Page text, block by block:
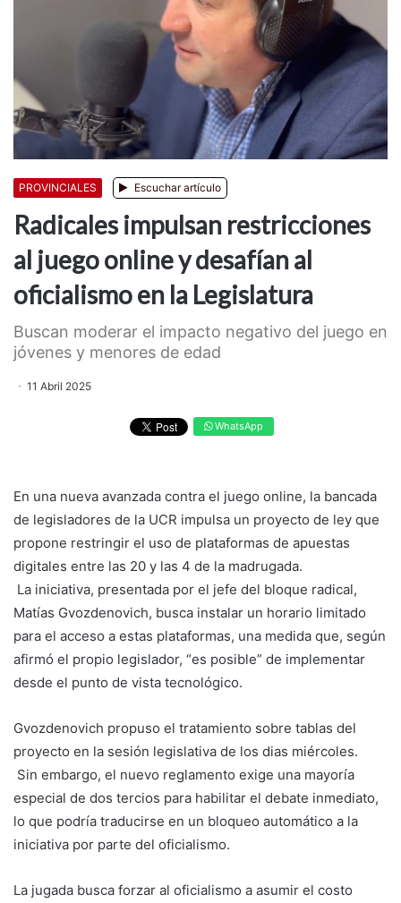
PROVINCIALES Escuchar artículo
Radicales impulsan restricciones
al juego online y desafían al
oficialismo en la Legislatura
Buscan moderar el impacto negativo del juego en
jóvenes y menores de edad
11 Abril 2025
WhatsApp
En una nueva avanzada contra el juego online, la bancada
de legisladores de la UCR impulsa un proyecto de ley que
propone restringir el uso de plataformas de apuestas
digitales entre las 20 y las 4 de la madrugada.
La iniciativa, presentada por el jefe del bloque radical,
Matías Gvozdenovich, busca instalar un horario limitado
para el acceso a estas plataformas, una medida que, según
afirmó el propio legislador, “es posible” de implementar
desde el punto de vista tecnológico.
Gvozdenovich propuso el tratamiento sobre tablas del
proyecto en la sesión legislativa de los dias miércoles.
Sin embargo, el nuevo reglamento exige una mayoría
especial de dos tercios para habilitar el debate inmediato,
lo que podría traducirse en un bloqueo automático a la
iniciativa por parte del oficialismo.
La jugada busca forzar al oficialismo a asumir el costo